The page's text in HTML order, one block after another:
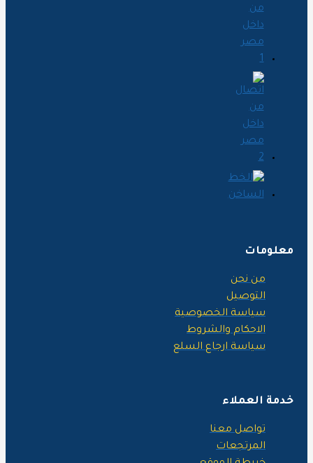
من نحن
التوصيل
سياسة الخصوصية
الاحكام والشروط
سياسة ارجاع السلع
العملاء
تواصل معنا
المرتجعات